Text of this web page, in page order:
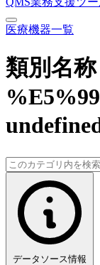
医療機器一覧
類別名称
データソース情報